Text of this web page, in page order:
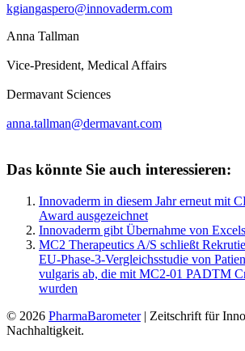
kgiangaspero@innovaderm.com
Anna Tallman
Vice-President, Medical Affairs
Dermavant Sciences
anna.tallman@dermavant.com
Das könnte Sie auch interessieren:
Innovaderm in diesem Jahr erneut mit
Award ausgezeichnet
Innovaderm gibt Übernahme von
MC2 Therapeutics A/S schließt
EU-Phase-3-Vergleichsstudie von
vulgaris ab, die mit MC2-01 PADTM
wurden
© 2026 PharmaBarometer| Zeitschrift für
Nachhaltigkeit.